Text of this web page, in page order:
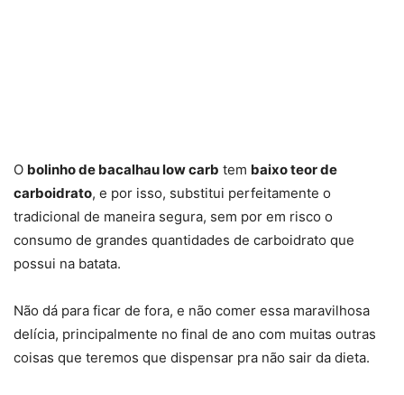
O bolinho de bacalhau low carb tem baixo teor de
carboidrato, e por isso, substitui perfeitamente o
tradicional de maneira segura, sem por em risco o
consumo de grandes quantidades de carboidrato que
possui na batata.
Não dá para ficar de fora, e não comer essa maravilhosa
delícia, principalmente no final de ano com muitas outras
coisas que teremos que dispensar pra não sair da dieta.